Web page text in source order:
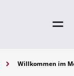
Willkommen im